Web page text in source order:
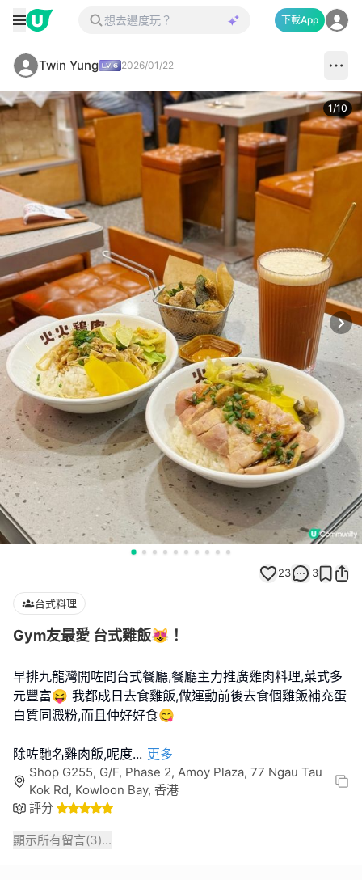
下載App
Twin Yung 2026/01/22
1/10
23 3
台式料理
Gym友最愛 台式雞飯😻！
早排九龍灣開咗間台式餐廳,餐廳主力推廣雞肉料理,菜式多
元豐富😝 我都成日去食雞飯,做運動前後去食個雞飯補充蛋
白質同澱粉,而且仲好好食😋
除咗馳名雞肉飯,呢度... 更多
Shop G255, G/F, Phase 2, Amoy Plaza, 77 Ngau Tau
Kok Rd, Kowloon Bay, 香港
評分
顯示所有留言(3)...